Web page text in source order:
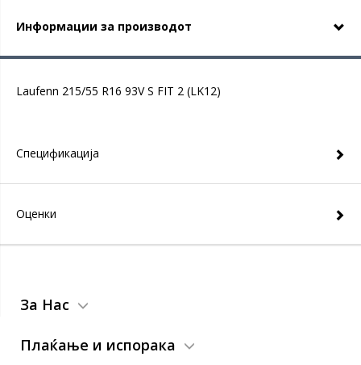
Информации за производот
Laufenn 215/55 R16 93V S FIT 2 (LK12)
Спецификација
Оценки
За Нас
Плаќање и испорака